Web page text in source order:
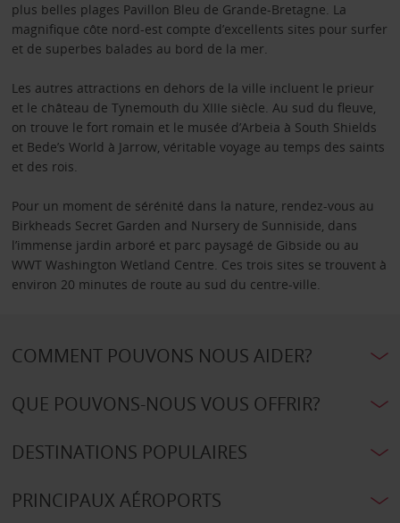
plus belles plages Pavillon Bleu de Grande-Bretagne. La
magnifique côte nord-est compte d’excellents sites pour surfer
et de superbes balades au bord de la mer.
Les autres attractions en dehors de la ville incluent le prieur
et le château de Tynemouth du XIIIe siècle. Au sud du fleuve,
on trouve le fort romain et le musée d’Arbeia à South Shields
et Bede’s World à Jarrow, véritable voyage au temps des saints
et des rois.
Pour un moment de sérénité dans la nature, rendez-vous au
Birkheads Secret Garden and Nursery de Sunniside, dans
l’immense jardin arboré et parc paysagé de Gibside ou au
WWT Washington Wetland Centre. Ces trois sites se trouvent à
environ 20 minutes de route au sud du centre-ville.
COMMENT POUVONS NOUS AIDER?
QUE POUVONS-NOUS VOUS OFFRIR?
DESTINATIONS POPULAIRES
PRINCIPAUX AÉROPORTS